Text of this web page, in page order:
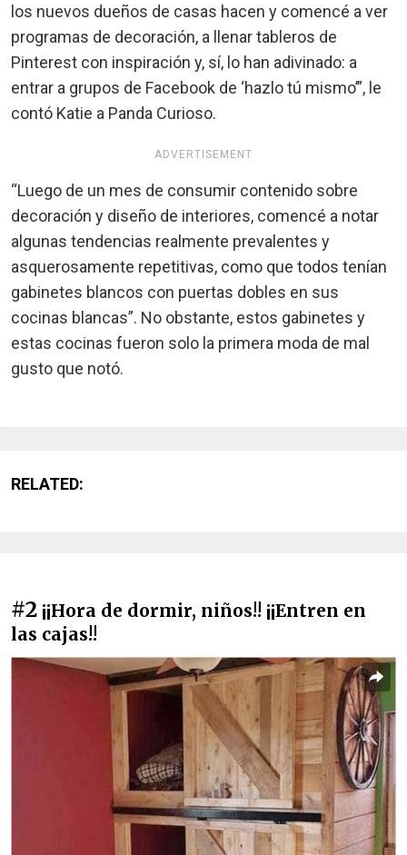
los nuevos dueños de casas hacen y comencé a ver
programas de decoración, a llenar tableros de
Pinterest con inspiración y, sí, lo han adivinado: a
entrar a grupos de Facebook de ‘hazlo tú mismo’”, le
contó Katie a Panda Curioso.
ADVERTISEMENT
“Luego de un mes de consumir contenido sobre
decoración y diseño de interiores, comencé a notar
algunas tendencias realmente prevalentes y
asquerosamente repetitivas, como que todos tenían
gabinetes blancos con puertas dobles en sus
cocinas blancas”. No obstante, estos gabinetes y
estas cocinas fueron solo la primera moda de mal
gusto que notó.
RELATED:
#2 ¡¡Hora de dormir, niños!! ¡¡Entren en
las cajas!!